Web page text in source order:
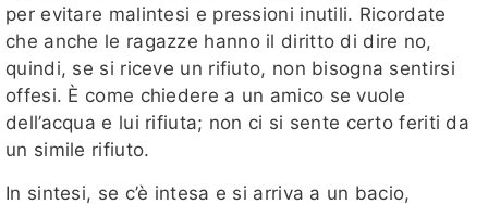
per evitare malintesi e pressioni inutili. Ricordate
che anche le ragazze hanno il diritto di dire no,
quindi, se si riceve un rifiuto, non bisogna sentirsi
offesi. È come chiedere a un amico se vuole
dell’acqua e lui rifiuta; non ci si sente certo feriti da
un simile rifiuto.
In sintesi, se c’è intesa e si arriva a un bacio,